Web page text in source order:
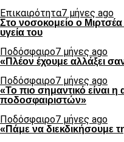
Επικαιρότητα7 μήνες ago
Στο νοσοκομείο ο
υγεία του
Ποδόσφαιρο7 μήνες ago
«Πλέον έχουμε αλλάξει
Ποδόσφαιρο7 μήνες ago
«Το πιο σημαντικό είναι
ποδοσφαιριστών»
Ποδόσφαιρο7 μήνες ago
«Πάμε να διεκδικήσουμε